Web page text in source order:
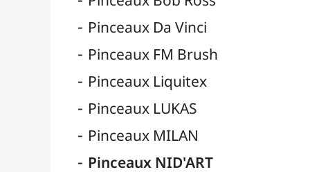
Pinces à Tendre
Rangement
Résines / Moulage
Supports Dessin & Peinture
Transport / Rangement
Vannerie / Rotin